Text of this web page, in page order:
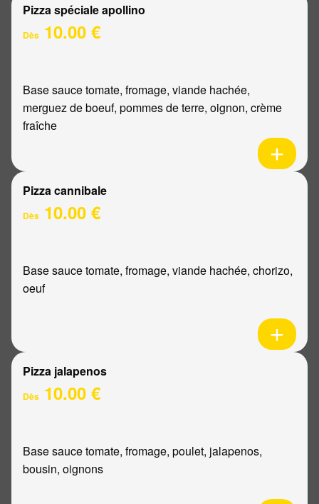
Pizza spéciale apollino
Dès 10.00 €
Base sauce tomate, fromage, viande hachée,
merguez de boeuf, pommes de terre, oignon, crème
fraîche
Pizza cannibale
Dès 10.00 €
Base sauce tomate, fromage, viande hachée, chorizo,
oeuf
Pizza jalapenos
Dès 10.00 €
Base sauce tomate, fromage, poulet, jalapenos,
bousin, oignons